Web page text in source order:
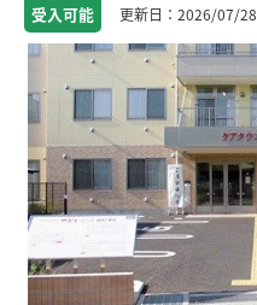
受入可能 2026/07/28